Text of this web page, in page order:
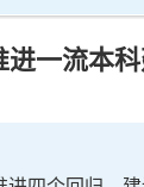
进一流本